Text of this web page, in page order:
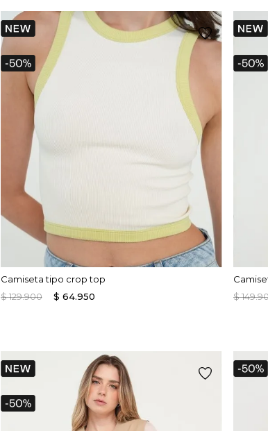
Camiseta tipo crop top
$129.900 $ 64.950
$149.